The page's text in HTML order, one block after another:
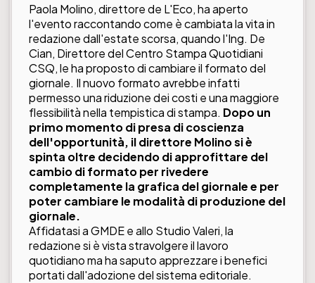
Paola Molino, direttore de L'Eco, ha aperto
l'evento raccontando come è cambiata la vita in
redazione dall'estate scorsa, quando l'Ing. De
Cian, Direttore del Centro Stampa Quotidiani
CSQ, le ha proposto di cambiare il formato del
giornale. Il nuovo formato avrebbe infatti
permesso una riduzione dei costi e una maggiore
flessibilità nella tempistica di stampa. Dopo un
primo momento di presa di coscienza
dell'opportunità, il direttore Molino si è
spinta oltre decidendo di approfittare del
cambio di formato per rivedere
completamente la grafica del giornale e per
poter cambiare le modalità di produzione del
giornale.
Affidatasi a GMDE e allo Studio Valeri, la
redazione si è vista stravolgere il lavoro
quotidiano ma ha saputo apprezzare i benefici
portati dall'adozione del sistema editoriale.